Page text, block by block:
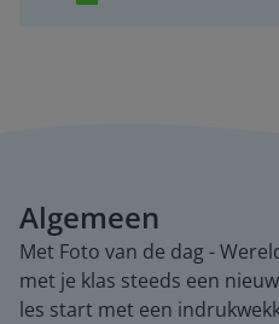
Algemeen
Met Foto van de dag -
met je klas steeds een
les start met een